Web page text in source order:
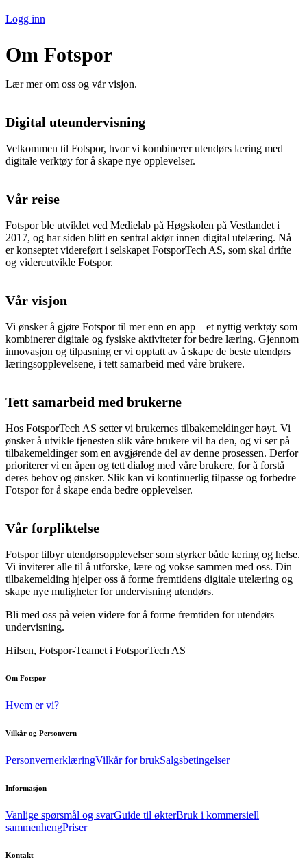
Logg inn
Om Fotspor
Lær mer om oss og vår visjon.
Digital uteundervisning
Velkommen til Fotspor, hvor vi kombinerer utendørs læring med
digitale verktøy for å skape nye opplevelser.
Vår reise
Fotspor ble utviklet ved Medielab på Høgskolen på Vestlandet i
2017, og har siden blitt en sentral aktør innen digital utelæring. Nå
er konseptet videreført i selskapet FotsporTech AS, som skal drifte
og videreutvikle Fotspor.
Vår visjon
Vi ønsker å gjøre Fotspor til mer enn en app – et nyttig verktøy som
kombinerer digitale og fysiske aktiviteter for bedre læring. Gjennom
innovasjon og tilpasning er vi opptatt av å skape de beste utendørs
læringsopplevelsene, i tett samarbeid med våre brukere.
Tett samarbeid med brukerne
Hos FotsporTech AS setter vi brukernes tilbakemeldinger høyt. Vi
ønsker å utvikle tjenesten slik våre brukere vil ha den, og vi ser på
tilbakemeldinger som en avgjørende del av denne prosessen. Derfor
prioriterer vi en åpen og tett dialog med våre brukere, for å forstå
deres behov og ønsker. Slik kan vi kontinuerlig tilpasse og forbedre
Fotspor for å skape enda bedre opplevelser.
Vår forpliktelse
Fotspor tilbyr utendørsopplevelser som styrker både læring og helse.
Vi inviterer alle til å utforske, lære og vokse sammen med oss. Din
tilbakemelding hjelper oss å forme fremtidens digitale utelæring og
skape nye muligheter for undervisning utendørs.
Bli med oss på veien videre for å forme fremtiden for utendørs
undervisning.
Hilsen, Fotspor-Teamet i FotsporTech AS
Om Fotspor
Hvem er vi?
Vilkår og Personvern
PersonvernerklæringVilkår for brukSalgsbetingelser
Informasjon
Vanlige spørsmål og svarGuide til økterBruk i kommersiell
sammenhengPriser
Kontakt